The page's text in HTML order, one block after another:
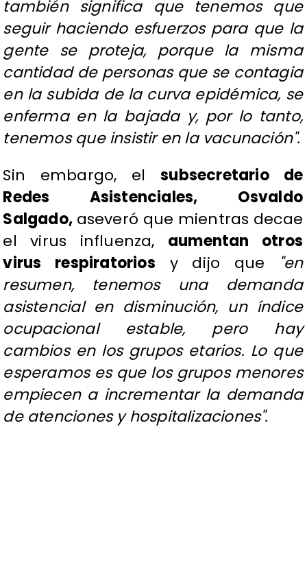
también significa que tenemos que
seguir haciendo esfuerzos para que la
gente se proteja, porque la misma
cantidad de personas que se contagia
en la subida de la curva epidémica, se
enferma en la bajada y, por lo tanto,
tenemos que insistir en la vacunación".
Sin embargo, elsubsecretario de
Redes Asistenciales, Osvaldo
Salgado, aseveró que mientras decae
el virus influenza, aumentan otros
virus respiratorios y dijo que
"en
resumen, tenemos una demanda
asistencial en disminución, un índice
ocupacional estable, pero hay
cambios en los grupos etarios. Lo que
esperamos es que los grupos menores
empiecen a incrementar la demanda
de atenciones y hospitalizaciones".